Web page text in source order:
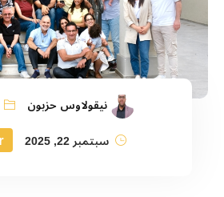
نيقولاوس حزبون
سبتمبر 22, 2025